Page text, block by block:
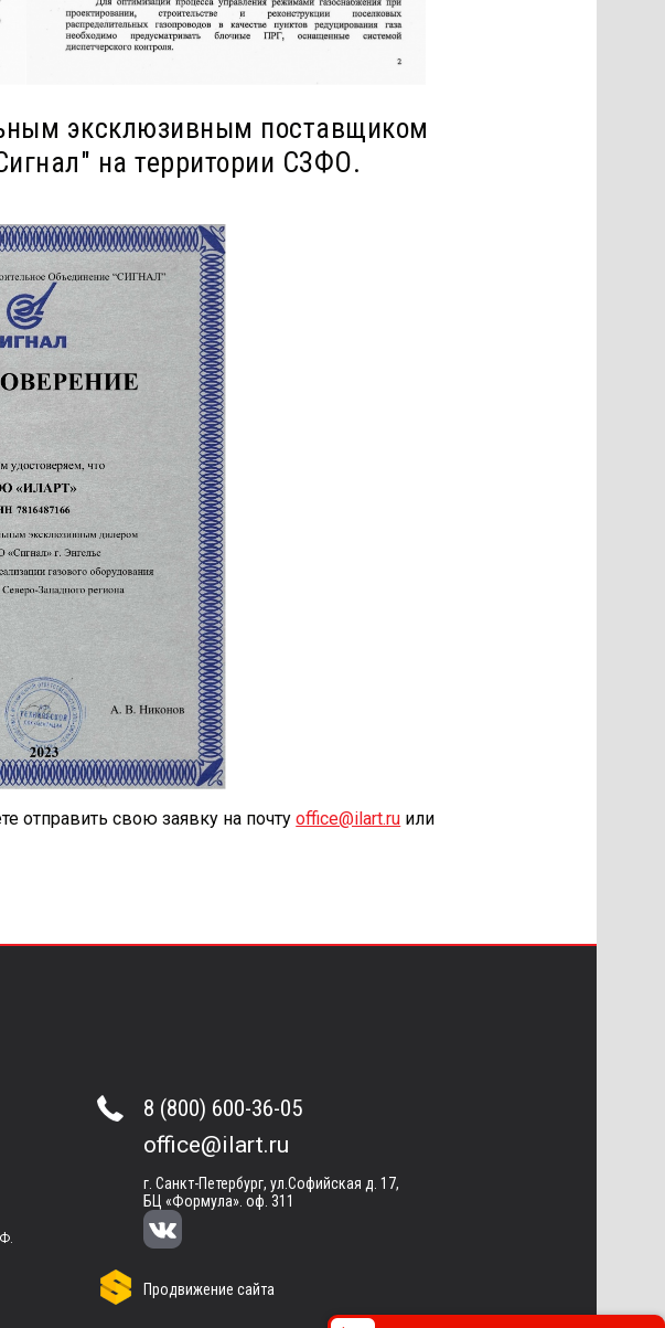
эксклюзивным поставщиком
на территории СЗФО.
отправить свою заявку на почтуoffice@ilart.ru или
8 (800) 600-36-05
office@ilart.ru
г. Санкт-Петербург, ул.Софийская д. 17,
БЦ «Формула». оф. 311
Продвижение сайта